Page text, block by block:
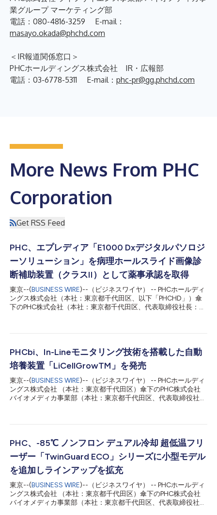
業グループ マーケティング部
電話：080-4816-3259 E-mail：
masayo.okada@phchd.com
＜IR報道関係窓口＞
PHCホールディングス株式会社 IR・広報部
電話：03-6778-5311 E-mail： phc-pr@gg.phchd.com
More News From PHC
Corporation
Get RSS Feed
PHC、エプレディア「E1000 Dxデジタルパソロジ
ーソリューション」を病理ホールスライド画像診
断補助装置（クラスII）として薬事承認を取得
東京--(BUSINESS WIRE)--（ビジネスワイヤ） -- PHCホールディ
ングス株式会社（本社：東京都千代田区、以下「PHCHD」）傘
下のPHC株式会社（本社：東京都千代田区、代表取締役社長：中
管理医療機器（クラスⅡ）の製造販売承認を取得し、2026年4月
アは、「精密ながん診断を向上させる」理念のもと、がん診断の
初期段階における解剖病理学分野で業界をリードしてきました。
昨今、がん罹患数増加に伴い、がん診断において重要な役割を果
たす病理検査室では作業工程の迅速化とコスト削減が求められて
います。日本においては病理医の不足に加え、地域による病理医
の偏在が課題となり、今後増加が見込まれる病理検体に対応する
ためには、病理診断業務を支援するツールの導入が必要とされて
PHCbi、In-Lineモニタリング技術を搭載した自動
培養装置「LiCellGrowTM」を発売
東京--(BUSINESS WIRE)--（ビジネスワイヤ） -- PHCホールディ
ングス株式会社 （本社：東京都千代田区）傘下のPHC株式会社
バイオメディカ事業部（本社：東京都千代田区、代表取締役社
御を行う自動培養装置「LiCellGrowTM（リセルグロー）(＊１)」
2026年３月19日（木）から３月20日（金）まで神戸国際会議場
および神戸国際展示場で開催される「第25回日本再生医療学会総
会」に出展いたします。 細胞遺伝子治療（CGT）は、遺伝性疾
患やがんなど、難治性疾患の治療手段として期待され、研究開発
が急速に進展しています。しかし、細胞医薬品の製造現場では、
患者さんごとに異なる細胞特性や製造工程の影響により、品質の
均一化が難しく、製造効率や歩留まりの低下、製造コストの増大
といった課題が存在しています。これらの課題を解決するために
PHC、-85℃ ノンフロン デュアル冷却 超低温フリ
ーザー「TwinGuard ECO」シリーズに小型モデル
を追加しラインアップを拡充
東京--(BUSINESS WIRE)--（ビジネスワイヤ） -- PHCホールディ
ングス株式会社 （本社：東京都千代田区）傘下のPHC株式会社
バイオメディカ事業部（本社：東京都千代田区、代表取締役社